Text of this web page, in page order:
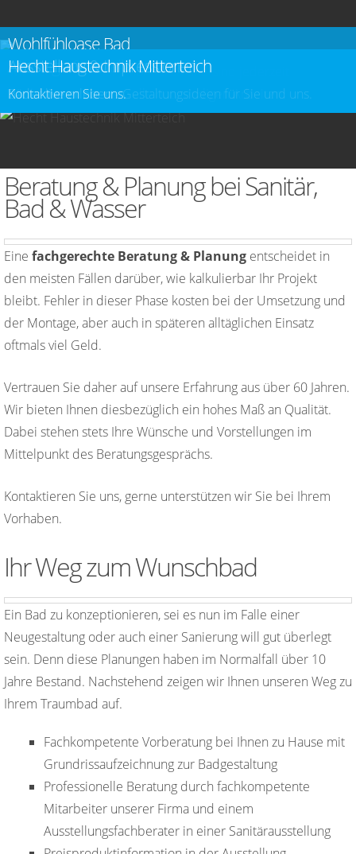
Wohlfühloase Bad
Wir beraten, planen, montieren und sind jederzeit
erreichbar.
Montage & Installation
Wir kümmern uns um alle notwendigen Arbeiten.
Ausstellung & Impressionen
Bäder live erleben - Gestaltungsideen für Sie und uns.
Hecht Haustechnik Mitterteich
Kontaktieren Sie uns.
Beratung & Planung bei Sanitär,
Bad & Wasser
Eine fachgerechte Beratung & Planung entscheidet in
den meisten Fällen darüber, wie kalkulierbar Ihr Projekt
bleibt. Fehler in dieser Phase kosten bei der Umsetzung und
der Montage, aber auch in späteren alltäglichen Einsatz
oftmals viel Geld.
Vertrauen Sie daher auf unsere Erfahrung aus über 60 Jahren.
Wir bieten Ihnen diesbezüglich ein hohes Maß an Qualität.
Dabei stehen stets Ihre Wünsche und Vorstellungen im
Mittelpunkt des Beratungsgesprächs.
Kontaktieren Sie uns, gerne unterstützen wir Sie bei Ihrem
Vorhaben.
Ihr Weg zum Wunschbad
Ein Bad zu konzeptionieren, sei es nun im Falle einer
Neugestaltung oder auch einer Sanierung will gut überlegt
sein. Denn diese Planungen haben im Normalfall über 10
Jahre Bestand. Nachstehend zeigen wir Ihnen unseren Weg zu
Ihrem Traumbad auf.
Fachkompetente Vorberatung bei Ihnen zu Hause mit
Grundrissaufzeichnung zur Badgestaltung
Professionelle Beratung durch fachkompetente
Mitarbeiter unserer Firma und einem
Ausstellungsfachberater in einer Sanitärausstellung